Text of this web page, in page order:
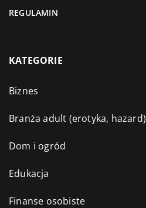
REGULAMIN
KATEGORIE
Biznes
Branża adult (erotyka, hazard)
Dom i ogród
Edukacja
Finanse osobiste